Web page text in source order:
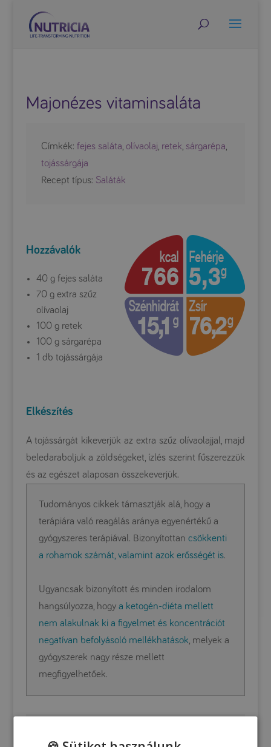
Majonézes vitaminsaláta
Címkék: fejes saláta, olívaolaj, retek, sárgarépa,
tojássárgája
Recept típus: Saláták
Hozzávalók
40 g fejes saláta
70 g extra szűz
olívaolaj
100 g retek
100 g sárgarépa
1 db tojássárgája
Elkészítés
A tojássárgát kikeverjük az extra szűz olívaolajjal, majd
beledaraboljuk a zöldségeket, ízlés szerint fűszerezzük
és az egészet alaposan összekeverjük.
Tudományos cikkek támasztják alá, hogy a
terápiára való reagálás aránya egyenértékű a
gyógyszeres terápiával. Bizonyítottan csökkenti
a rohamok számát, valamint azok erősségét is.
Ugyancsak bizonyított és minden irodalom
hangsúlyozza, hogy a ketogén-diéta mellett
nem alakulnak ki a figyelmet és koncentrációt
negatívan befolyásoló mellékhatások, melyek a
gyógyszerek nagy része mellett
megfigyelhetőek.